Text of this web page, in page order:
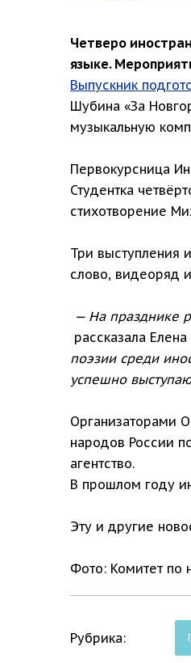
Четверо
языке.
Выпускник
Шубина «За
музыкальную
Первокурсница
Студентка
стихотворение
Три выступления
слово, видеоряд
— На празднике
рассказала
поэзии среди
успешно
Организаторами
народов России
агентство.
В прошлом году
Эту и другие
Фото: Комитет по
Рубрика: